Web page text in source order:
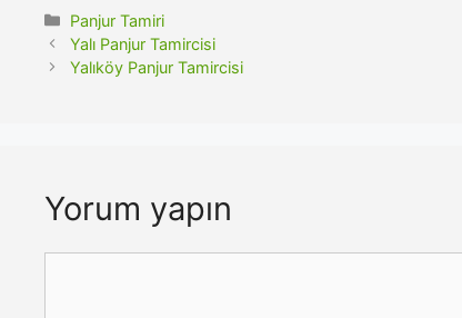
Kategoriler
Panjur Tamiri
Yalı Panjur Tamircisi
Yalıköy Panjur Tamircisi
Yorum yapın